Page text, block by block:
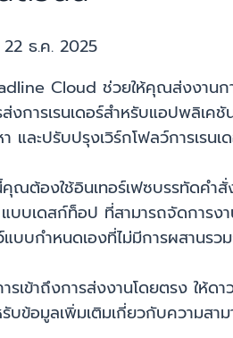
22 ธ.ค. 2025
Cloud ช่วยให้คุณส่งงานก
ส่งการเรนเดอร์สำหรับแอปพลิเ
า และปรับปรุงเวิร์กโฟลว์การเร
ณต้องใช้อินเทอร์เฟซบรรทัดคำ
บเดสก์ท็อป ที่สามารถจัดการงา
แบบกำหนดเองที่ไม่มีการผสานร
รเข้าถึงการส่งงานโดยตรง ให้
บข้อมูลเพิ่มเติมเกี่ยวกับความส